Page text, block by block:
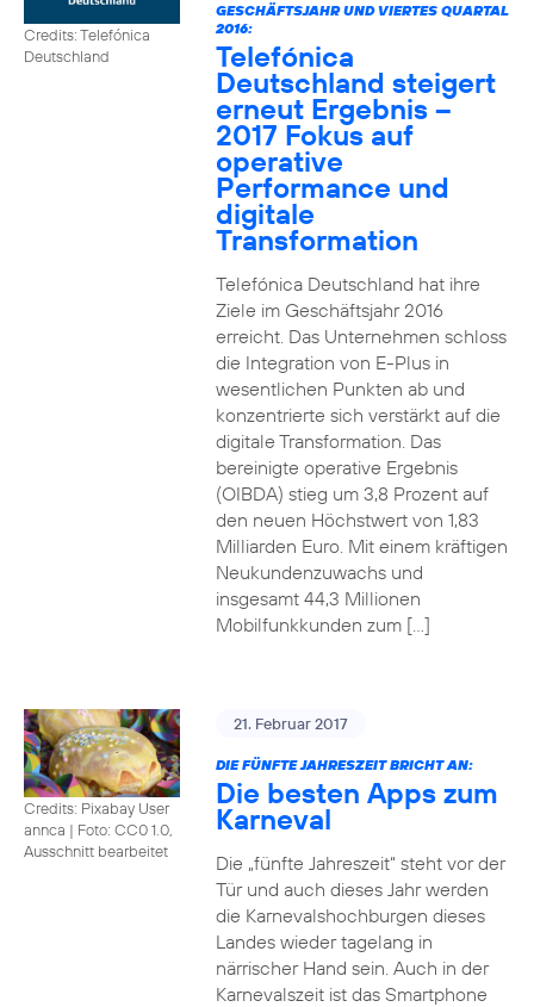
Credits: Telefónica
Deutschland
GESCHÄFTSJAHR UND VIERTES QUARTAL
2016:
Telefónica
Deutschland steigert
erneut Ergebnis –
2017 Fokus auf
operative
Performance und
digitale
Transformation
Telefónica Deutschland hat ihre
Ziele im Geschäftsjahr 2016
erreicht. Das Unternehmen schloss
die Integration von E-Plus in
wesentlichen Punkten ab und
konzentrierte sich verstärkt auf die
digitale Transformation. Das
bereinigte operative Ergebnis
(OIBDA) stieg um 3,8 Prozent auf
den neuen Höchstwert von 1,83
Milliarden Euro. Mit einem kräftigen
Neukundenzuwachs und
insgesamt 44,3 Millionen
Mobilfunkkunden zum […]
Credits: Pixabay User
annca | Foto: CC0 1.0,
Ausschnitt bearbeitet
21. Februar 2017
DIE FÜNFTE JAHRESZEIT BRICHT AN:
Die besten Apps zum
Karneval
Die „fünfte Jahreszeit“ steht vor der
Tür und auch dieses Jahr werden
die Karnevalshochburgen dieses
Landes wieder tagelang in
närrischer Hand sein. Auch in der
Karnevalszeit ist das Smartphone